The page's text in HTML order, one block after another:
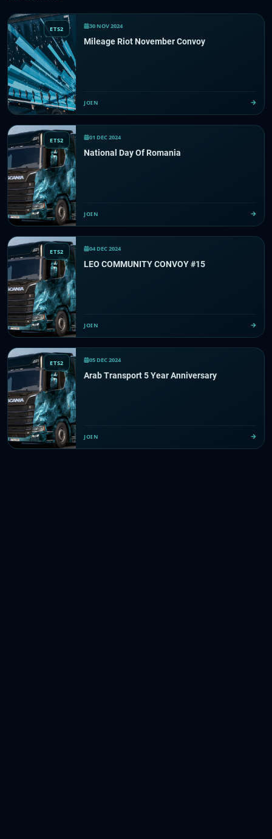
ETS2 30 NOV 2024
Mileage Riot November Convoy
JOIN
ETS2 01 DEC 2024
National Day Of Romania
JOIN
ETS2 04 DEC 2024
LEO COMMUNITY CONVOY #15
JOIN
ETS2 05 DEC 2024
Arab Transport 5 Year Anniversary
JOIN